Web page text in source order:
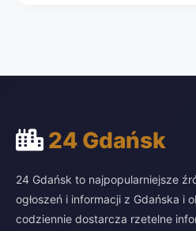
24 Gdańsk
24 Gdańsk to najpopularniejsze
ogłoszeń i informacji z Gdańska i
codziennie dostarcza rzetelne